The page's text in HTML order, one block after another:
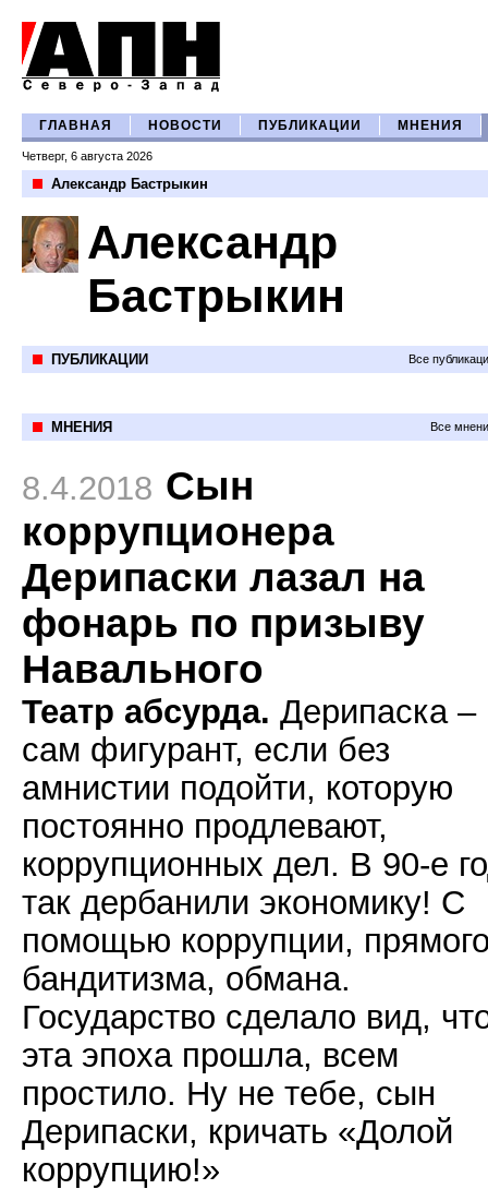
ГЛАВНАЯ НОВОСТИ ПУБЛИКАЦИИ МНЕНИЯ
Четверг, 6 августа 2026
Александр Бастрыкин
Александр
Бастрыкин
ПУБЛИКАЦИИ Все
МНЕНИЯ Все
8.4.2018 Сын
коррупционера
Дерипаски лазал на
фонарь по призыву
Навального
Театр абсурда. Дерипаска –
сам фигурант, если без
амнистии подойти, которую
постоянно продлевают,
коррупционных дел. В 90-е
так дербанили экономику! С
помощью коррупции,
бандитизма, обмана.
Государство сделало вид,
эта эпоха прошла, всем
простило. Ну не тебе, сын
Дерипаски, кричать «Долой
коррупцию!»